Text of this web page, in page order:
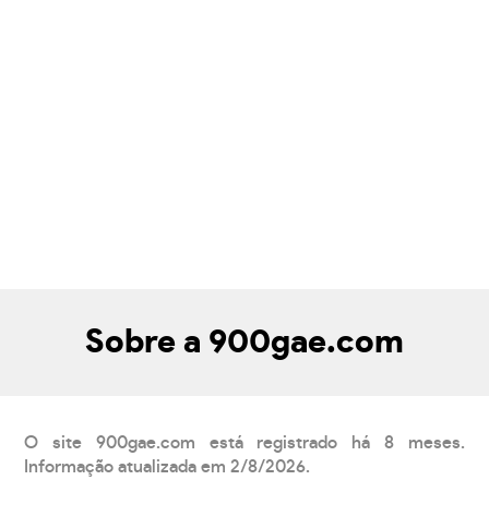
Sobre a 900gae.com
O site 900gae.com está registrado há 8 meses.
Informação atualizada em 2/8/2026.